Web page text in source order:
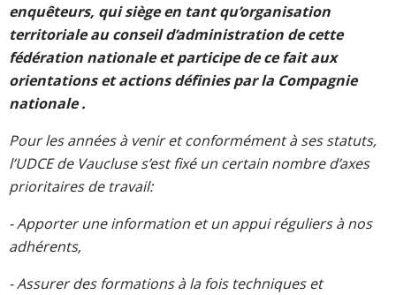
enquêteurs, qui siège en tant qu’organisation
territoriale au conseil d’administration de cette
fédération nationale et participe de ce fait aux
orientations et actions définies par la Compagnie
nationale .
Pour les années à venir et conformément à ses statuts,
l’UDCE de Vaucluse s’est fixé un certain nombre d’axes
prioritaires de travail:
- Apporter une information et un appui réguliers à nos
adhérents,
- Assurer des formations à la fois techniques et